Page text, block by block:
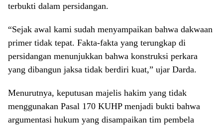
terbukti dalam persidangan.
“Sejak awal kami sudah menyampaikan bahwa dakwaan
primer tidak tepat. Fakta-fakta yang terungkap di
persidangan menunjukkan bahwa konstruksi perkara
yang dibangun jaksa tidak berdiri kuat,” ujar Darda.
Menurutnya, keputusan majelis hakim yang tidak
menggunakan Pasal 170 KUHP menjadi bukti bahwa
argumentasi hukum yang disampaikan tim pembela